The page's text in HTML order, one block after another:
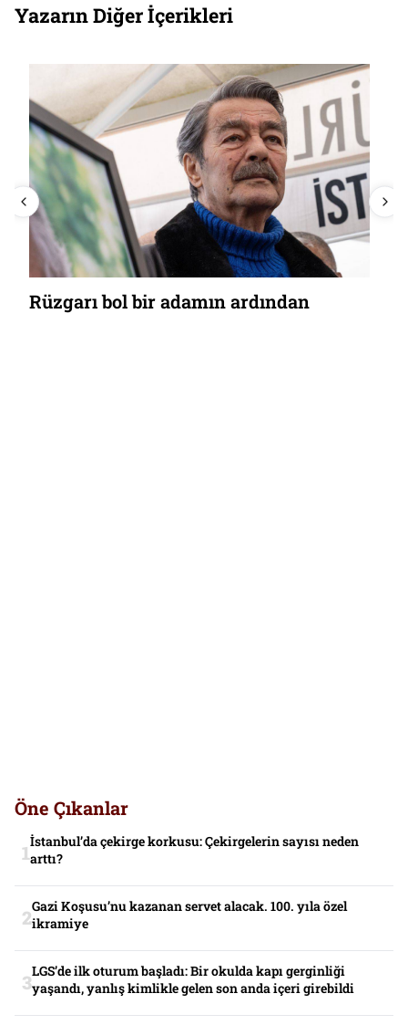
Yazarın Diğer İçerikleri
Rüzgarı bol bir adamın ardından
Öne Çıkanlar
İstanbul’da çekirge korkusu: Çekirgelerin sayısı neden
arttı?
Gazi Koşusu’nu kazanan servet alacak. 100. yıla özel
ikramiye
LGS’de ilk oturum başladı: Bir okulda kapı gerginliği
yaşandı, yanlış kimlikle gelen son anda içeri girebildi